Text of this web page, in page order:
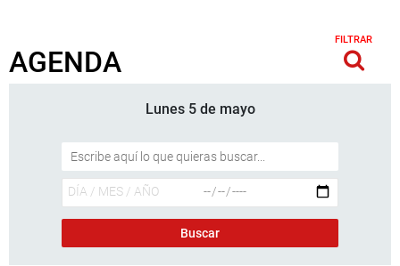
AGENDA
FILTRAR
Lunes 5 de mayo